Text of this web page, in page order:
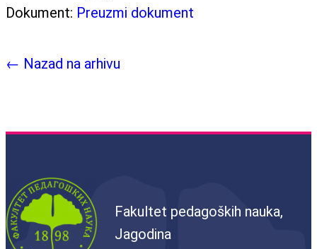
Dokument: Preuzmi dokument
← Nazad na arhivu
Fakultet pedagoških nauka,
Jagodina